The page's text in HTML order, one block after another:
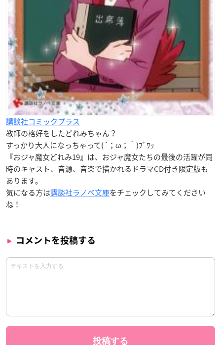
講談社コミックプラス
教師の格好をしたどれみちゃん？
すっかり大人になっちゃって(´；ω；｀)ﾌﾞﾜｯ
『おジャ魔女どれみ19』は、おジャ魔女たちの最後の活躍が同
時のキャスト、音源、音楽で描かれるドラマCD付き限定版も
あります。
気になる方は講談社ラノベ文庫をチェックしてみてください
ね！
コメントを投稿する